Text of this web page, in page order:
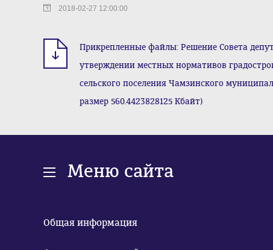
2018-02-27 12:00:00
Прикрепленные файлы: Решение Совета
утверждении местных нормативов
сельского поселения Чамзинского
размер 560.4423828125 Кбайт)
Меню сайта
Общая информация